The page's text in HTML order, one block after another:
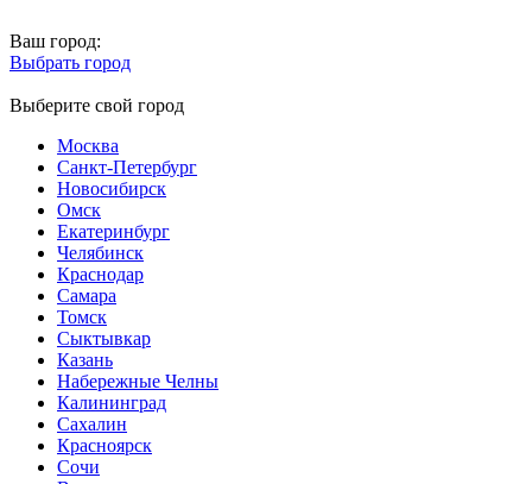
Ваш город:
Выбрать город
Выберите свой город
Москва
Санкт-Петербург
Новосибирск
Омск
Екатеринбург
Челябинск
Краснодар
Самара
Томск
Сыктывкар
Казань
Набережные Челны
Калининград
Сахалин
Красноярск
Сочи